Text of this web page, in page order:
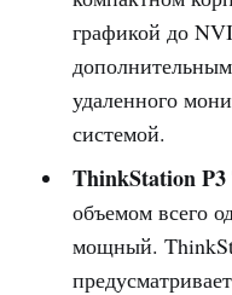
графикой до
удаленного
системой.
ThinkStation
объемом всего
мощный.